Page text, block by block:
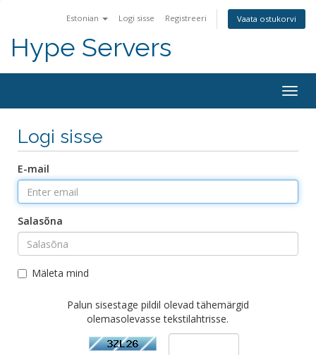
Estonian Logi sisse Registreeri Vaata ostukorvi
Hype Servers
Logi sisse
E-mail
Salasõna
Mäleta mind
Palun sisestage pildil olevad tähemärgid
olemasolevasse tekstilahtrisse.